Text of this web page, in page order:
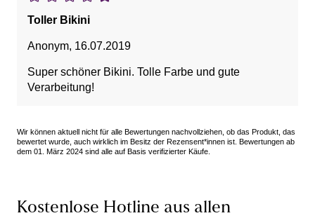
Toller Bikini
Anonym, 16.07.2019
Super schöner Bikini. Tolle Farbe und gute
Verarbeitung!
Wir können aktuell nicht für alle Bewertungen nachvollziehen, ob das Produkt, das
bewertet wurde, auch wirklich im Besitz der Rezensent*innen ist. Bewertungen ab
dem 01. März 2024 sind alle auf Basis verifizierter Käufe.
Kostenlose Hotline aus allen